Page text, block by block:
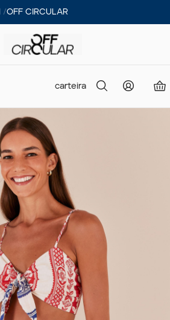
/OFF CIRCULAR
carteira